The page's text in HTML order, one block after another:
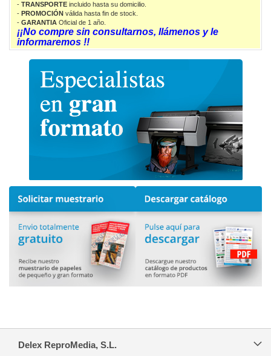
- TRANSPORTE incluido hasta su domicilio.
- PROMOCIÓN válida hasta fin de stock.
- GARANTIA Oficial de 1 año.
¡¡No compre sin consultarnos, llámenos y le
informaremos !!
Delex ReproMedia, S.L.